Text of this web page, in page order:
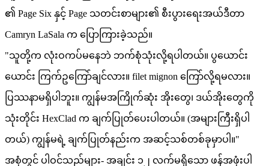
၏ Page Six နှင့် Page သတင်းစာများ၏ စီးပွားရေးအယ်ဒီတာ
Camryn LaSala က ပြောကြားခဲ့သည်။
"သူတို့က လုံးဝကပ်မနေဘဲ ဘက်စုံသုံးလို့ရပါတယ်။ ပွယောင်း
ယောင်း ကြက်ဥကြော်ချင်လား။ filet mignon ကြော်လို့ရမလား။
ပြဿနာမရှိပါဘူး။ ကျွန်မအကြိုက်ဆုံး အိုးတွေ၊ ဒယ်အိုးတွေကို
သုံးတိုင်း HexClad က ချက်ပြုတ်ပေးပါတယ်။ (အများကြီးရှိပါ
တယ်) ကျွန်မရဲ့ ချက်ပြုတ်နည်းက အဆင့်သစ်တစ်ခုမှာပါ။"
အစုံတွင် ပါဝင်သည်များ- အချင်း ၁၂ လက်မရှိသော ဖန်အဖုံးပါ